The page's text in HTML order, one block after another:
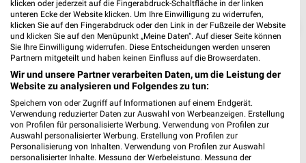
❯
klicken oder jederzeit auf die Fingerabdruck-Schaltfläche in der linken
unteren Ecke der Website klicken. Um Ihre Einwilligung zu widerrufen,
klicken Sie auf den Fingerabdruck oder den Link in der Fußzeile der Website
und klicken Sie auf den Menüpunkt „Meine Daten“. Auf dieser Seite können
Sie Ihre Einwilligung widerrufen. Diese Entscheidungen werden unseren
Partnern mitgeteilt und haben keinen Einfluss auf die Browserdaten.
Wir und unsere Partner verarbeiten Daten, um die Leistung der
Website zu analysieren und Folgendes zu tun:
Speichern von oder Zugriff auf Informationen auf einem Endgerät.
Verwendung reduzierter Daten zur Auswahl von Werbeanzeigen. Erstellung
von Profilen für personalisierte Werbung. Verwendung von Profilen zur
Auswahl personalisierter Werbung. Erstellung von Profilen zur
Personalisierung von Inhalten. Verwendung von Profilen zur Auswahl
personalisierter Inhalte. Messung der Werbeleistung. Messung der